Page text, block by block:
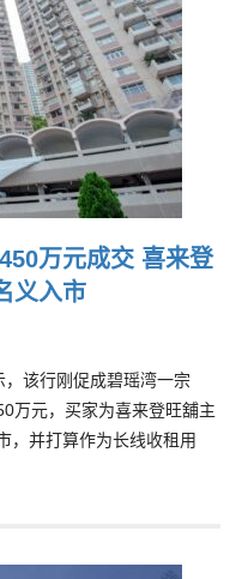
万元成交 喜来登
义入市
该行刚促成碧瑶湾一宗
万元，买家为喜来登旺舖主
，并打算作为长线收租用